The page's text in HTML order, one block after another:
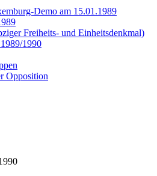
Demo am 15.01.1989
Freiheits- und Einheitsdenkmal)
1990
Opposition